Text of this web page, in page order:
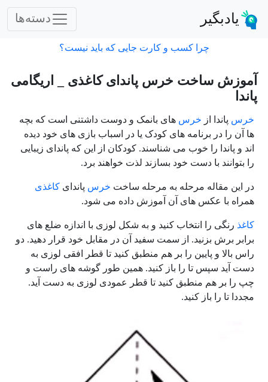
یادبگیر دسته‌ها
چرا کسب و کارت جایی که باید نیست؟
آموزش ساخت خرس پاندای کاغذی _ اریگامی
پاندا
خرس پاندا از خرس های بانمک و دوست داشتنی است که بچه
ها آن را در برنامه های کودک یا در اسباب بازی های خود دیده
اند و پاندا را خوب می شناسند. کودکان از این که پاندای زیبایی
را بتوانند با دست خود بسازند لذت خواهند برد.
در این مقاله مرحله به مرحله ساخت خرس پاندای کاغذی
همراه با عکس های آن آموزش داده می شود.
کاغذ رنگی را انتخاب کنید و به شکل لوزی با اندازه ضلع های
برابر برش بزنید. از سمت سفید آن در مقابل خود قرار دهید. دو
راس بالا و پایین را بر هم منطبق کنید تا قطر افقی لوزی به
دست آید سپس تا را باز کنید. همین طور گوشه های راست و
چپ را بر هم منطبق کنید تا قطر عمودی لوزی به دست آید.
مجددا تا را باز کنید.